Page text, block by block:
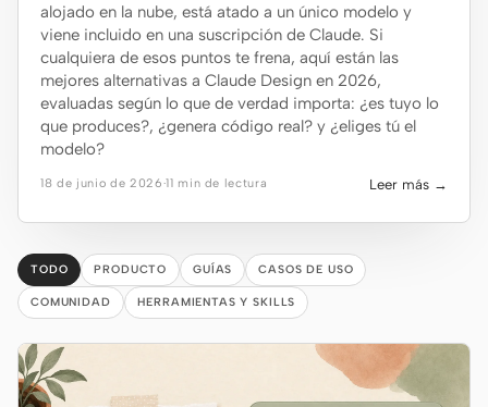
Qwen Code
Grok Build
Kimi CLI
DeepSeek TUI
Aider
Antigravity
DeepSeek Reasonix
Hermes
alojado en la nube, está atado a un único modelo y
viene incluido en una suscripción de Claude. Si
cualquiera de esos puntos te frena, aquí están las
mejores alternativas a Claude Design en 2026,
evaluadas según lo que de verdad importa: ¿es tuyo lo
que produces?, ¿genera código real? y ¿eliges tú el
modelo?
18 de junio de 2026·11 min de lectura Leer más →
TODO PRODUCTO GUÍAS CASOS DE USO
COMUNIDAD HERRAMIENTAS Y SKILLS